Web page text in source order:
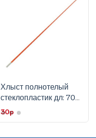
Хлыст полнотелый
стеклопластик дл: 70
см, д 6,2 мм
30p